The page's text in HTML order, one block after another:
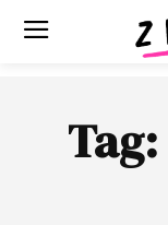
Tag: